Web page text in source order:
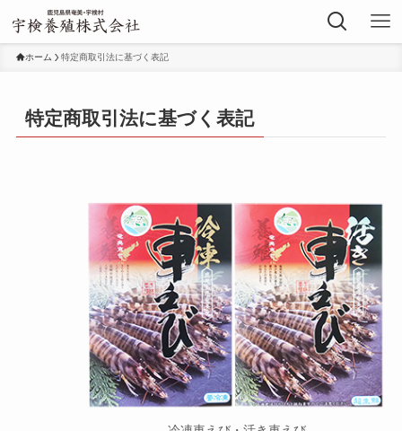
ホーム 特定商取引法に基づく表記
特定商取引法に基づく表記